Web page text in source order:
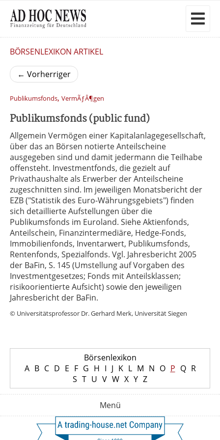
BÖRSENLEXIKON ARTIKEL
← Vorherriger
Publikumsfonds, VermÃƒÂ¶gen
Publikumsfonds (public fund)
Allgemein Vermögen einer Kapitalanlagegesellschaft,
über das an Börsen notierte Anteilscheine
ausgegeben sind und damit jedermann die Teilhabe
offensteht. Investmentfonds, die gezielt auf
Privathaushalte als Erwerber der Anteilscheine
zugeschnitten sind. Im jeweiligen Monatsbericht der
EZB ("Statistik des Euro-Währungsgebiets") finden
sich detaillierte Aufstellungen über die
Publikumsfonds im Euroland. Siehe Aktienfonds,
Anteilschein, Finanzintermediäre, Hedge-Fonds,
Immobilienfonds, Inventarwert, Publikumsfonds,
Rentenfonds, Spezialfonds. Vgl. Jahresbericht 2005
der BaFin, S. 145 (Umstellung auf Vorgaben des
Investmentgesetzes; Fonds mit Anteilsklassen;
risikoorientierte Aufsicht) sowie den jeweiligen
Jahresbericht der BaFin.
© Universitätsprofessor Dr. Gerhard Merk, Universität Siegen
Börsenlexikon
A B C D E F G H I J K L M N O P Q R
S T U V W X Y Z
Menü